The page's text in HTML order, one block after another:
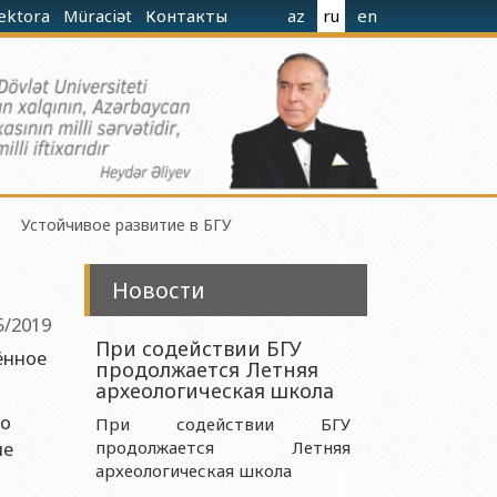
Müraciət Контакты az ru en
при Министерстве Науки и Образования
Азербайджанской Республики
и Образования Азербайджанской Республики
Устойчивое развитие в БГУ
2019
Новости
При содействии БГУ
продолжается Летняя
археологическая школа
При содействии БГУ
продолжается Летняя
археологическая школа